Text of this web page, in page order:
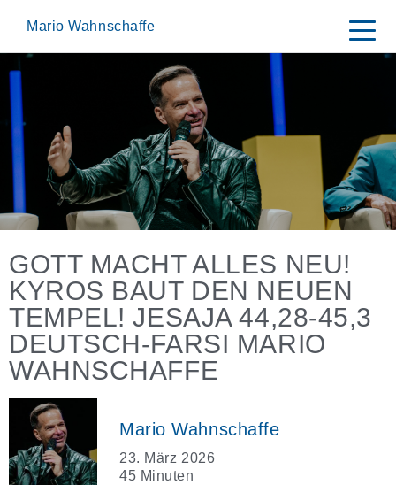
Mario Wahnschaffe
GOTT MACHT ALLES NEU!
KYROS BAUT DEN NEUEN
TEMPEL! JESAJA 44,28-45,3
DEUTSCH-FARSI MARIO
WAHNSCHAFFE
Mario Wahnschaffe
23. März 2026
45 Minuten